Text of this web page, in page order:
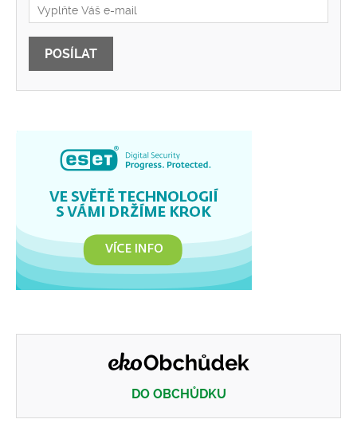
POSÍLAT
DO OBCHŮDKU